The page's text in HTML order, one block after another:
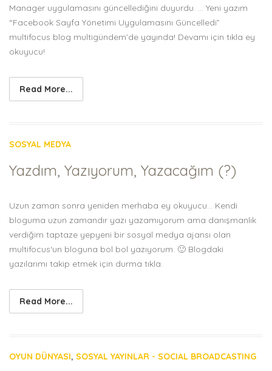
Manager uygulamasını güncellediğini duyurdu. … Yeni yazım
“Facebook Sayfa Yönetimi Uygulamasını Güncelledi”
multifocus blog multigündem’de yayında! Devamı için tıkla ey
okuyucu!
Read More...
SOSYAL MEDYA
Yazdım, Yazıyorum, Yazacağım (?)
Uzun zaman sonra yeniden merhaba ey okuyucu… Kendi
bloguma uzun zamandır yazı yazamıyorum ama danışmanlık
verdiğim taptaze yepyeni bir sosyal medya ajansı olan
multifocus‘un bloguna bol bol yazıyorum. 🙂 Blogdaki
yazılarımı takip etmek için durma tıkla.
Read More...
OYUN DÜNYASI, SOSYAL YAYINLAR - SOCIAL BROADCASTING